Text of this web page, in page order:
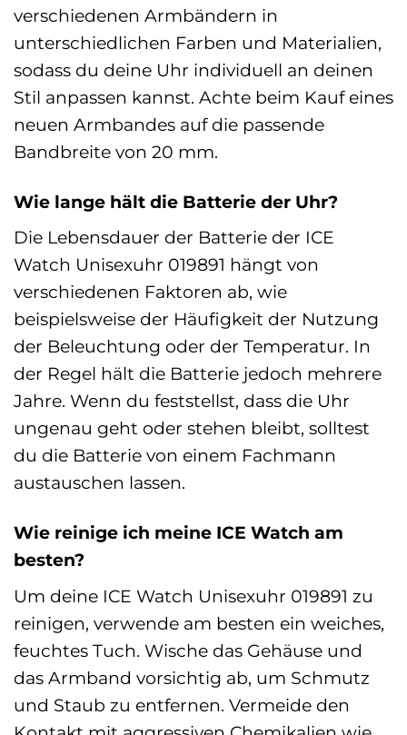
verschiedenen Armbändern in
unterschiedlichen Farben und Materialien,
sodass du deine Uhr individuell an deinen
Stil anpassen kannst. Achte beim Kauf eines
neuen Armbandes auf die passende
Bandbreite von 20 mm.
Wie lange hält die Batterie der Uhr?
Die Lebensdauer der Batterie der ICE
Watch Unisexuhr 019891 hängt von
verschiedenen Faktoren ab, wie
beispielsweise der Häufigkeit der Nutzung
der Beleuchtung oder der Temperatur. In
der Regel hält die Batterie jedoch mehrere
Jahre. Wenn du feststellst, dass die Uhr
ungenau geht oder stehen bleibt, solltest
du die Batterie von einem Fachmann
austauschen lassen.
Wie reinige ich meine ICE Watch am
besten?
Um deine ICE Watch Unisexuhr 019891 zu
reinigen, verwende am besten ein weiches,
feuchtes Tuch. Wische das Gehäuse und
das Armband vorsichtig ab, um Schmutz
und Staub zu entfernen. Vermeide den